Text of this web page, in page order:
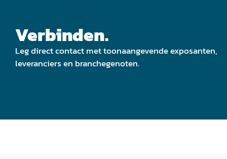
Verbinden.
Leg direct contact met toonaangevende exposanten,
leveranciers en branchegenoten.